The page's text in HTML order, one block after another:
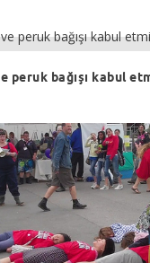
peruk bağışı kabul